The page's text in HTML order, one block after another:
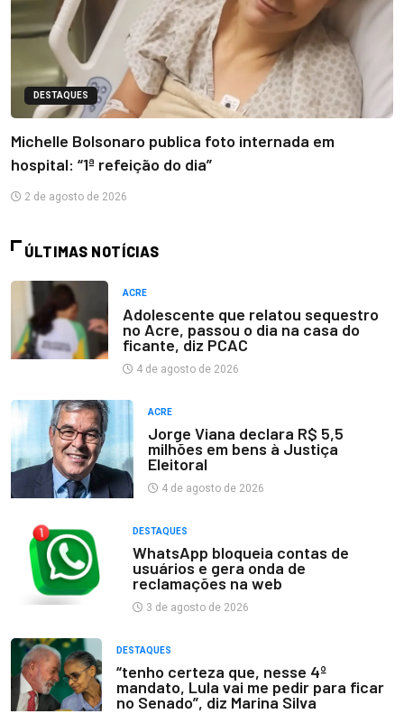
DESTAQUES
Michelle Bolsonaro publica foto internada em
hospital: “1ª refeição do dia”
2 de agosto de 2026
ÚLTIMAS NOTÍCIAS
ACRE
Adolescente que relatou sequestro
no Acre, passou o dia na casa do
ficante, diz PCAC
4 de agosto de 2026
ACRE
Jorge Viana declara R$ 5,5
milhões em bens à Justiça
Eleitoral
4 de agosto de 2026
DESTAQUES
WhatsApp bloqueia contas de
usuários e gera onda de
reclamações na web
3 de agosto de 2026
DESTAQUES
“tenho certeza que, nesse 4º
mandato, Lula vai me pedir para ficar
no Senado”, diz Marina Silva